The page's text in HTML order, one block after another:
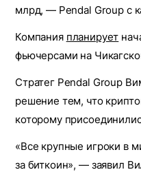
млрд, — Pendal Group с
Компания планирует
фьючерсами на
Стратег Pendal Group
решение тем, что
которому
«Все крупные игроки в
за биткоин», — заявил